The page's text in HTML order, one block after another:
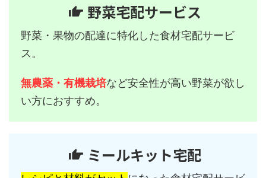
野菜宅配サービス
野菜・果物の配達に特化した食材宅配サービ
ス。
無農薬・有機栽培など安全性が高い野菜が欲し
い方におすすめ。
ミールキット宅配